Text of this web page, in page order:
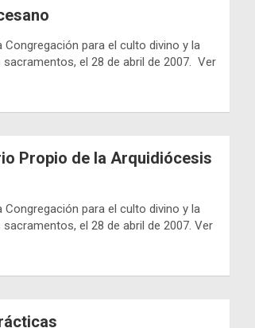
Congregación para el culto divino y la
sacramentos, el 28 de abril de 2007. Ver
Propio de la Arquidiócesis
Congregación para el culto divino y la
el 28 de abril de 2007. Ver